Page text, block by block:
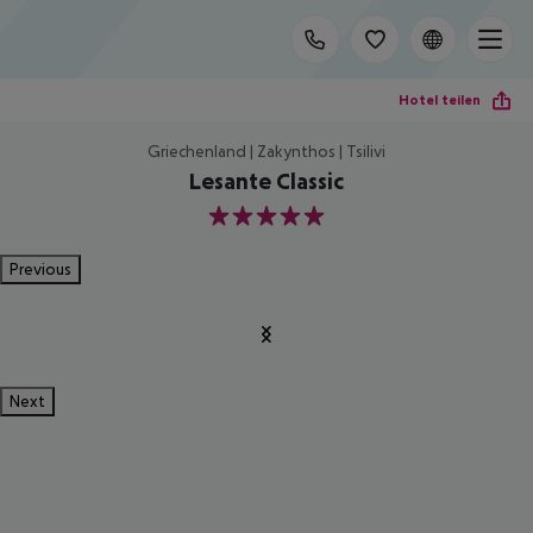
Hotel teilen
Griechenland | Zakynthos | Tsilivi
Lesante Classic
5
Previous
Next